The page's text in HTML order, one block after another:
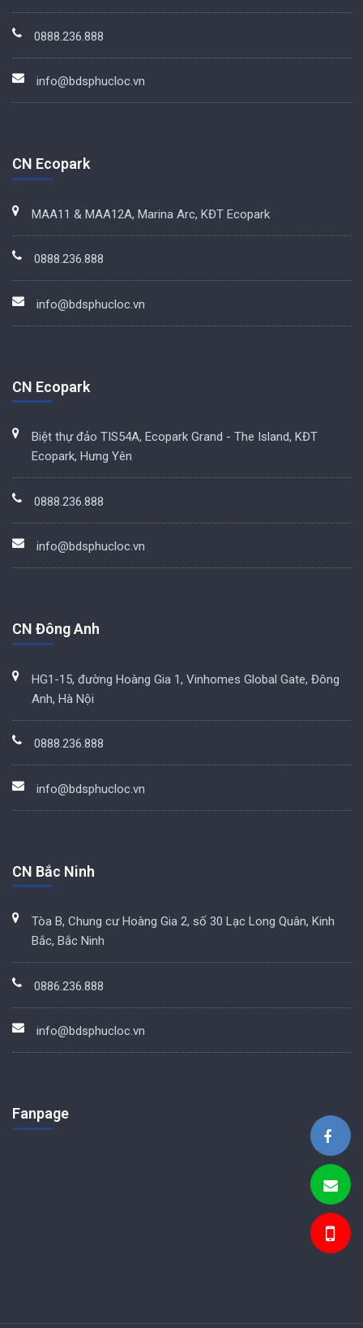
0888.236.888
info@bdsphucloc.vn
CN Ecopark
MAA11 & MAA12A, Marina Arc, KĐT Ecopark
0888.236.888
info@bdsphucloc.vn
CN Ecopark
Biệt thự đảo TIS54A, Ecopark Grand - The Island, KĐT
Ecopark, Hưng Yên
0888.236.888
info@bdsphucloc.vn
CN Đông Anh
HG1-15, đường Hoàng Gia 1, Vinhomes Global Gate, Đông
Anh, Hà Nội
0888.236.888
info@bdsphucloc.vn
CN Bắc Ninh
Tòa B, Chung cư Hoàng Gia 2, số 30 Lạc Long Quân, Kinh
Bắc, Bắc Ninh
0886.236.888
info@bdsphucloc.vn
Fanpage